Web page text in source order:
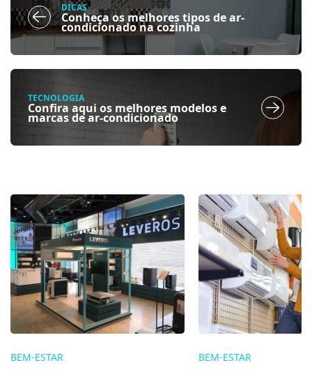
DICAS
Conheça os melhores tipos de ar-
condicionado na cozinha
TECNOLOGIA
Confira aqui os melhores modelos e
marcas de ar-condicionado
BEM-ESTAR
BEM-ESTAR